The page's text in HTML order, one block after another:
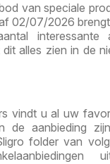
van speciale
02/07/2026
interessante
alles zien in de
vindt u al uw
de aanbieding
folder van